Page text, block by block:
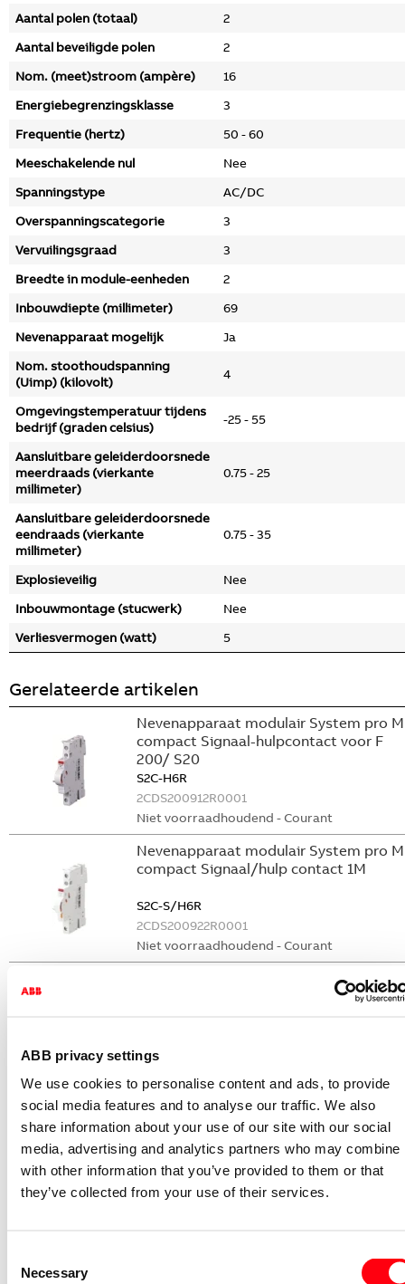
ABB privacy settings
We use cookies to personalise content and ads, to provide
social media features and to analyse our traffic. We also
share information about your use of our site with our social
media, advertising and analytics partners who may combine
with other information that you’ve provided to them or that
they’ve collected from your use of their services.
Selection
Necessary
Aantal polen (totaal)
2
Aantal beveiligde polen
2
Nom. (meet)stroom (ampère)
16
Energiebegrenzingsklasse
3
Frequentie (hertz)
50 - 60
Meeschakelende nul
Nee
Spanningstype
AC/DC
Overspanningscategorie
3
Vervuilingsgraad
3
Breedte in module-eenheden
2
Inbouwdiepte (millimeter)
69
Nevenapparaat mogelijk
Ja
Nom. stoothoudspanning
(Uimp) (kilovolt)
4
Omgevingstemperatuur tijdens
bedrijf (graden celsius)
-25 - 55
Aansluitbare geleiderdoorsnede
meerdraads (vierkante
millimeter)
0.75 - 25
Aansluitbare geleiderdoorsnede
eendraads (vierkante
millimeter)
0.75 - 35
Explosieveilig
Nee
Inbouwmontage (stucwerk)
Nee
Verliesvermogen (watt)
5
Gerelateerde artikelen
Nevenapparaat modulair System pro M
compact Signaal-hulpcontact voor F
200/ S20
S2C-H6R
2CDS200912R0001
Niet voorraadhoudend - Courant
Nevenapparaat modulair System pro M
compact Signaal/hulp contact 1M
S2C-S/H6R
2CDS200922R0001
Niet voorraadhoudend - Courant
Nevenapparaat modulair System pro M
2CDS200946R0001
Nevenapparaat modulair System pro M
compact Hulpcontact 1M+1V
2CDS200936R0001
Niet voorraadhoudend - Courant